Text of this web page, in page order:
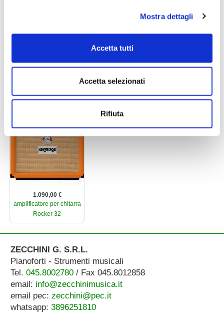
Mostra dettagli
Accetta tutti
Accetta selezionati
Rifiuta
850,00 €
1.039,00 €
amplificatore per chitarra
1.090,00 €
amplificatore per chitarra
Rocker 32
ZECCHINI G. S.R.L.
Pianoforti - Strumenti musicali
Tel. 045.8002780/ Fax 045.8012858
email: info@zecchinimusica.it
email pec: zecchini@pec.it
whatsapp: 3896251810